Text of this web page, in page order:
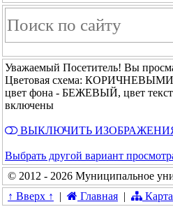
Уважаемый Посетитель! Вы
Цветовая схема:
цвет фона - БЕЖЕВЫЙ, цвет
включены
ВЫКЛЮЧИТЬ
Выбрать другой вариант
© 2012 - 2026 Муниципальное
↑ Вверх ↑
| Главная |